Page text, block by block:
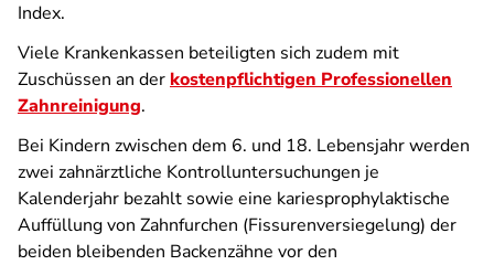
Index.
Viele Krankenkassen beteiligten sich zudem mit
Zuschüssen an der kostenpflichtigen Professionellen
Zahnreinigung.
Bei Kindern zwischen dem 6. und 18. Lebensjahr werden
zwei zahnärztliche Kontrolluntersuchungen je
Kalenderjahr bezahlt sowie eine kariesprophylaktische
Auffüllung von Zahnfurchen (Fissurenversiegelung) der
beiden bleibenden Backenzähne vor den